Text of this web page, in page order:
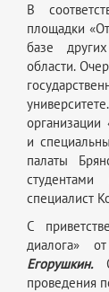
В
площадки
базе
области.
организации
и
палаты
специалист
С
диалога»
Егорушкин.
проведения